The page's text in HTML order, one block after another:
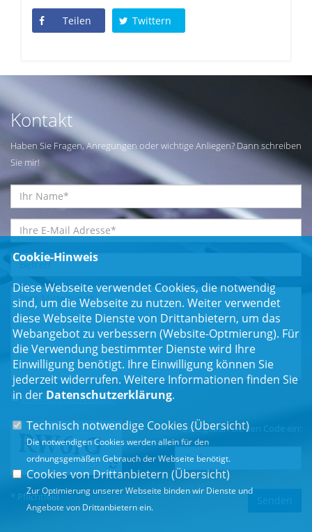
Teilen Twittern
Kontakt
Haben Sie Fragen, Anregungen oder wichtige Anliegen? Dann schreiben
Sie mir!
Einwilligungserklärung*
Bitte geben Sie den Code ein:
* Pflichtfeld
Cookie-Hinweis
Diese Webseite verwendet Cookies, die notwendig
sind, um die Webseite zu nutzen. Weiter verwendet
diese Webseite Dienste von Drittanbietern, um das
Webangebot zu verbessern (Website-Optmierung). Für
die Verwendung bestimmter Dienste wird Ihre
Einwilligung benötigt. Ihre Einwilligung können Sie
jederzeit widerrufen. Weitere Informationen finden Sie
in der Datenschutzerklärung.
Technisch notwendige Cookies (Übersicht)
Die notwendigen Cookies werden allein für den
ordnungsgemäßen Gebrauch der Webseite benötigt.
Cookies von Drittanbietern (Übersicht)
Zur Optimierung unserer Webseite binden wir Dienste und
Angebote von Drittanbietern ein.